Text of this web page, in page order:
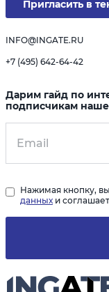
Пригласить в
INFO@INGATE.RU
+7 (495) 642-64-42
Дарим гайд по
подписчикам
Нажимая кнопку,
данных и